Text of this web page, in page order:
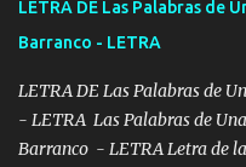
tomando con mujeres
bien cuidado bien
lo que hablo Entre lob...
LETRA DE Las Palabras de
Barranco - LETRA
LETRA DE Las Palabras de
- LETRA Las Palabras de
Barranco - LETRA Letra de